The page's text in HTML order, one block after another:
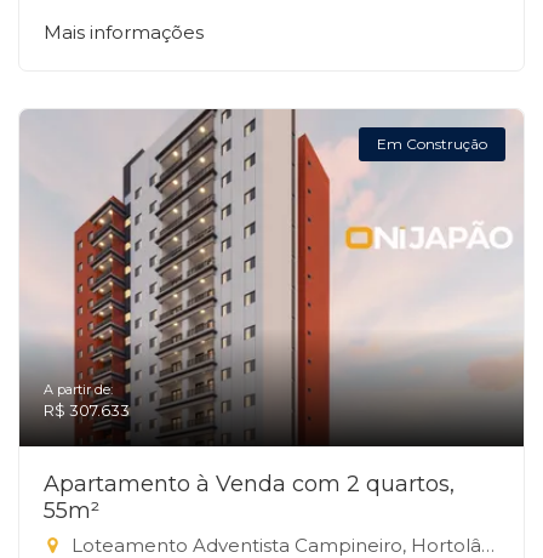
Mais informações
Em Construção
A partir de:
R$ 307.633
Apartamento à Venda com 2 quartos,
55m²
Loteamento Adventista Campineiro, Hortolândia-SP